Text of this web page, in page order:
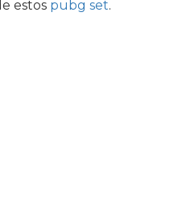
estos pubg set.